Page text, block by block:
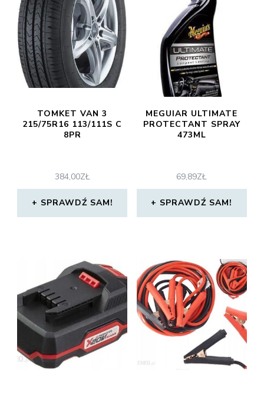
TOMKET VAN 3
215/75R16 113/111S C
8PR
384,00ZŁ
SPRAWDŹ SAM!
MEGUIAR ULTIMATE
PROTECTANT SPRAY
473ML
69,89ZŁ
SPRAWDŹ SAM!